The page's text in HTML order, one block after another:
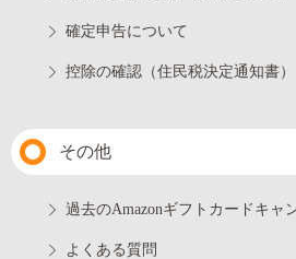
確定申告について
控除の確認（住民税決定通知書）
その他
過去のAmazonギフトカードキャ
よくある質問